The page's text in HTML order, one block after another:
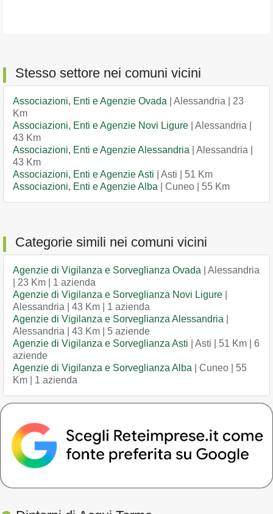
Stesso settore nei comuni vicini
Associazioni, Enti e Agenzie Ovada | Alessandria | 23
Km
Associazioni, Enti e Agenzie Novi Ligure | Alessandria |
43 Km
Associazioni, Enti e Agenzie Alessandria | Alessandria |
43 Km
Associazioni, Enti e Agenzie Asti | Asti | 51 Km
Associazioni, Enti e Agenzie Alba | Cuneo | 55 Km
Categorie simili nei comuni vicini
Agenzie di Vigilanza e Sorveglianza Ovada | Alessandria
| 23 Km | 1 azienda
Agenzie di Vigilanza e Sorveglianza Novi Ligure
Alessandria | 43 Km | 1 azienda
Agenzie di Vigilanza e Sorveglianza Alessandria
Alessandria | 43 Km | 5 aziende
Agenzie di Vigilanza e Sorveglianza Asti | Asti | 51 Km | 6
aziende
Agenzie di Vigilanza e Sorveglianza Alba | Cuneo | 55
Km | 1 azienda